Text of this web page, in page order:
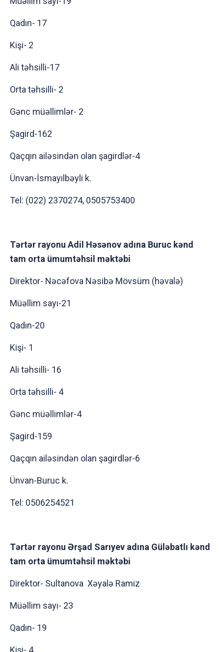
Qadın- 17
Kişi- 2
Ali təhsilli-17
Orta təhsilli- 2
Gənc müəllimlər- 2
Şagird-162
Qaçqın ailəsindən olan şagirdlər-4
Ünvan-İsmayılbəyli k.
Tel: (022) 2370274, 0505753400
Tərtər rayonu Adil Həsənov adına Buruc kənd
tam orta ümumtəhsil məktəbi
Direktor- Nəcəfova Nəsibə Mövsüm (həvalə)
Müəllim sayı-21
Qadın-20
Kişi- 1
Ali təhsilli- 16
Orta təhsilli- 4
Gənc müəllimlər-4
Şagird-159
Qaçqın ailəsindən olan şagirdlər-6
Ünvan-Buruc k.
Tel: 0506254521
Tərtər rayonu Ərşad Sarıyev adına Güləbatlı kənd
tam orta ümumtəhsil məktəbi
Direktor- Sultanova Xəyalə Ramiz
Müəllim sayı- 23
Qadın- 19
Kişi- 4